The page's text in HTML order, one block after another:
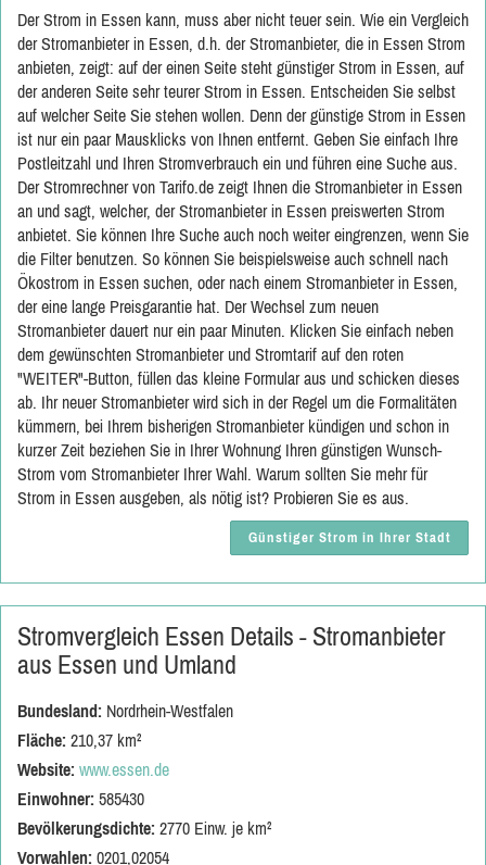
Der Strom in Essen kann, muss aber nicht teuer sein. Wie ein Vergleich
der Stromanbieter in Essen, d.h. der Stromanbieter, die in Essen Strom
anbieten, zeigt: auf der einen Seite steht günstiger Strom in Essen, auf
der anderen Seite sehr teurer Strom in Essen. Entscheiden Sie selbst
auf welcher Seite Sie stehen wollen. Denn der günstige Strom in Essen
ist nur ein paar Mausklicks von Ihnen entfernt. Geben Sie einfach Ihre
Postleitzahl und Ihren Stromverbrauch ein und führen eine Suche aus.
Der Stromrechner von Tarifo.de zeigt Ihnen die Stromanbieter in Essen
an und sagt, welcher, der Stromanbieter in Essen preiswerten Strom
anbietet. Sie können Ihre Suche auch noch weiter eingrenzen, wenn Sie
die Filter benutzen. So können Sie beispielsweise auch schnell nach
Ökostrom in Essen suchen, oder nach einem Stromanbieter in Essen,
der eine lange Preisgarantie hat. Der Wechsel zum neuen
Stromanbieter dauert nur ein paar Minuten. Klicken Sie einfach neben
dem gewünschten Stromanbieter und Stromtarif auf den roten
"WEITER"-Button, füllen das kleine Formular aus und schicken dieses
ab. Ihr neuer Stromanbieter wird sich in der Regel um die Formalitäten
kümmern, bei Ihrem bisherigen Stromanbieter kündigen und schon in
kurzer Zeit beziehen Sie in Ihrer Wohnung Ihren günstigen Wunsch-
Strom vom Stromanbieter Ihrer Wahl. Warum sollten Sie mehr für
Strom in Essen ausgeben, als nötig ist? Probieren Sie es aus.
Günstiger Strom in Ihrer Stadt
Stromvergleich Essen Details - Stromanbieter
aus Essen und Umland
Bundesland: Nordrhein-Westfalen
Fläche: 210,37 km²
Website: www.essen.de
Einwohner: 585430
Bevölkerungsdichte: 2770 Einw. je km²
Vorwahlen: 0201,02054